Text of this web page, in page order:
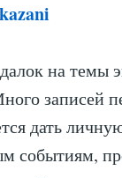
на темы
записей
дать
событиям,